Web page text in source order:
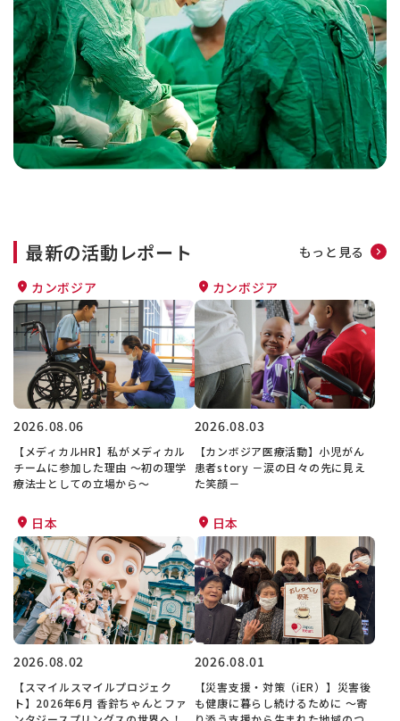
最新の活動レポート
もっと見る
カンボジア
2026.08.06
【メディカルHR】私がメディカル
チームに参加した理由 〜初の理学
療法士としての立場から〜
カンボジア
2026.08.03
【カンボジア医療活動】小児がん
患者story －涙の日々の先に見え
た笑顔－
日本
2026.08.02
【スマイルスマイルプロジェク
ト】2026年6月 香鈴ちゃんとファ
日本
2026.08.01
【災害支援・対策（iER）】災害後
も健康に暮らし続けるために ～寄